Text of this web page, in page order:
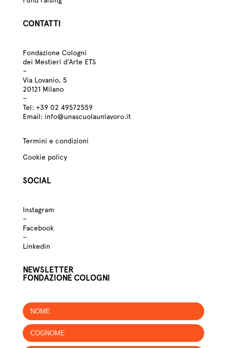
CONTATTI
Fondazione Cologni
dei Mestieri d’Arte ETS
–
Via Lovanio, 5
20121 Milano
–
Tel: +3902 49572559
Email: info@unascuolaunlavoro.it
Termini e condizioni
Cookie policy
SOCIAL
Instagram
–
Facebook
–
Linkedin
NEWSLETTER
FONDAZIONE COLOGNI